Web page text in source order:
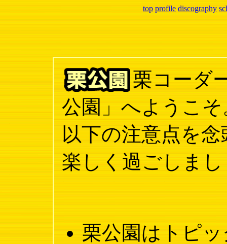
top profile discography
栗コーダ
公園」へようこそ
以下の注意点を
楽しく過ごしま
栗公園はトピ